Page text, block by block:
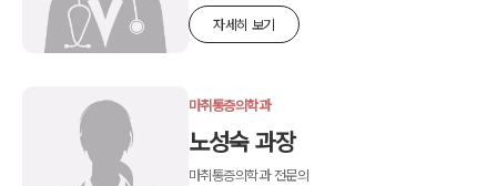
자세히 보기
마취통증의학과
노성숙 과장
마취통증의학과 전문의